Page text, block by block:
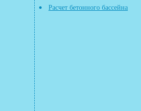
Расчет бетонного бассейна